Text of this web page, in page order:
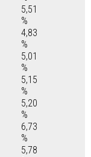
5,51
%
4,83
%
5,01
%
5,15
%
5,20
%
6,73
%
5,78